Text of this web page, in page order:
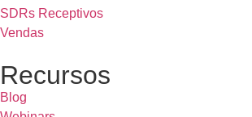
SDRs Receptivos
Vendas
Recursos
Blog